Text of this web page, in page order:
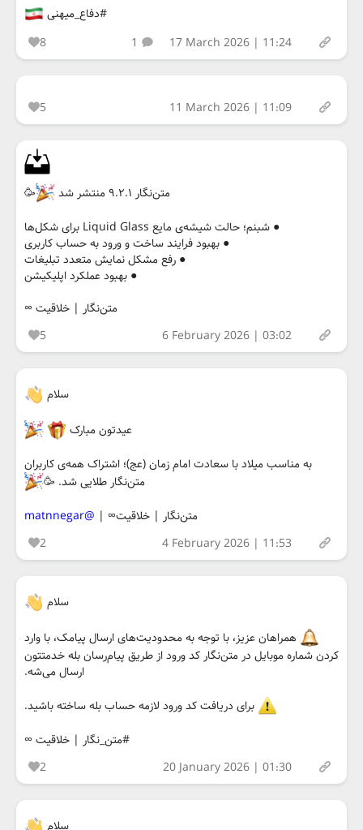
#دفاع_میهنی
8
1 17 March 2026 | 11:24
5 11 March 2026 | 11:09
متن‌نگار ۹.۲.۱ منتشر شد
🥳
● شبنم؛ حالت شیشه‌ی مایع Liquid Glass برای شکل‌ها
● بهبود فرایند ساخت و ورود به حساب کاربری
● رفع مشکل نمایش متعدد تبلیغات
● بهبود عملکرد اپلیکیشن
متن‌نگار | خلاقیت ∞
5
6 February 2026 | 03:02
سلام
عیدتون مبارک
به مناسب میلاد با سعادت امام زمان (عج)؛ اشتراک همه‌ی کاربران
متن‌نگار طلایی شد. 🥳
متن‌نگار | خلاقیت∞ | @matnnegar
2
4 February 2026 | 11:53
سلام
همراهان عزیز، با توجه به محدودیت‌های ارسال پیامک، با وارد
کردن شماره موبایل در متن‌نگار کد ورود از طریق پیام‌رسان بله خدمتتون
ارسال می‌شه.
برای دریافت کد ورود لازمه حساب بله ساخته باشید.
#متن_نگار | خلاقیت ∞
2
20 January 2026 | 01:30
سلام